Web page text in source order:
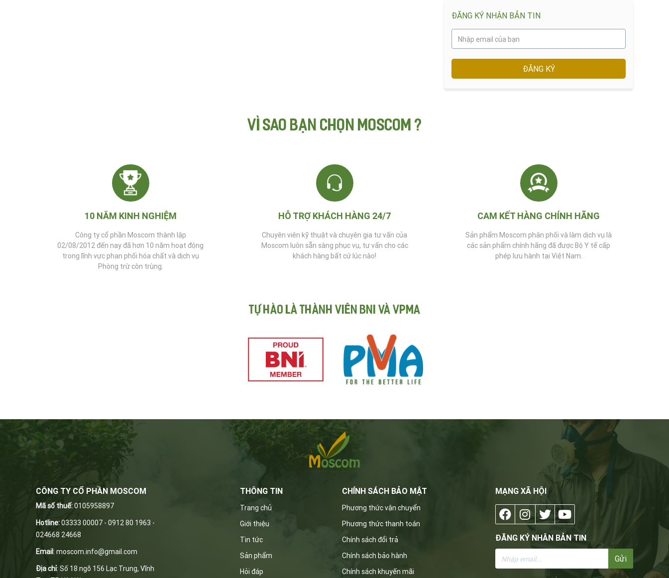
ĐĂNG KÝ NHẬN BẢN TIN
ĐĂNG KÝ
VÌ SAO BẠN CHỌN MOSCOM ?
10 NĂM KINH NGHIỆM
Công ty cổ phần Moscom thành lập
02/08/2012 đến nay đã hơn 10 năm hoạt động
trong lĩnh vực phan phối hóa chất và dịch vụ
Phòng trừ côn trùng.
HỖ TRỢ KHÁCH HÀNG 24/7
Chuyên viên kỹ thuật và chuyên gia tư vấn của
Moscom luôn sẵn sàng phục vụ, tư vấn cho các
khách hàng bất cứ lúc nào!
CAM KẾT HÀNG CHÍNH HÃNG
Sản phẩm Moscom phân phối và làm dịch vụ là
các sản phẩm chính hãng đã được Bộ Y tế cấp
phép lưu hành tại Việt Nam.
Tự hào là thành viên BNI và VPMA
CÔNG TY CỔ PHẦN MOSCOM
Mã số thuế:0105958897
Hotline:03333 00007 - 0912 80 1963 -
024668 24668
Email: moscom.info@gmail.com
Địa chỉ: Số 18 ngõ 156 Lạc Trung, Vĩnh
THÔNG TIN
Trang chủ
Giới thiệu
Tin tức
Sản phẩm
Hỏi đáp
CHÍNH SÁCH BẢO MẬT
Phương thức vận chuyển
Phương thức thanh toán
Chính sách đổi trả
Chính sách bảo hành
Chính sách khuyến mãi
MẠNG XÃ HỘI
ĐĂNG KÝ NHÂN BẢN TIN
Gửi